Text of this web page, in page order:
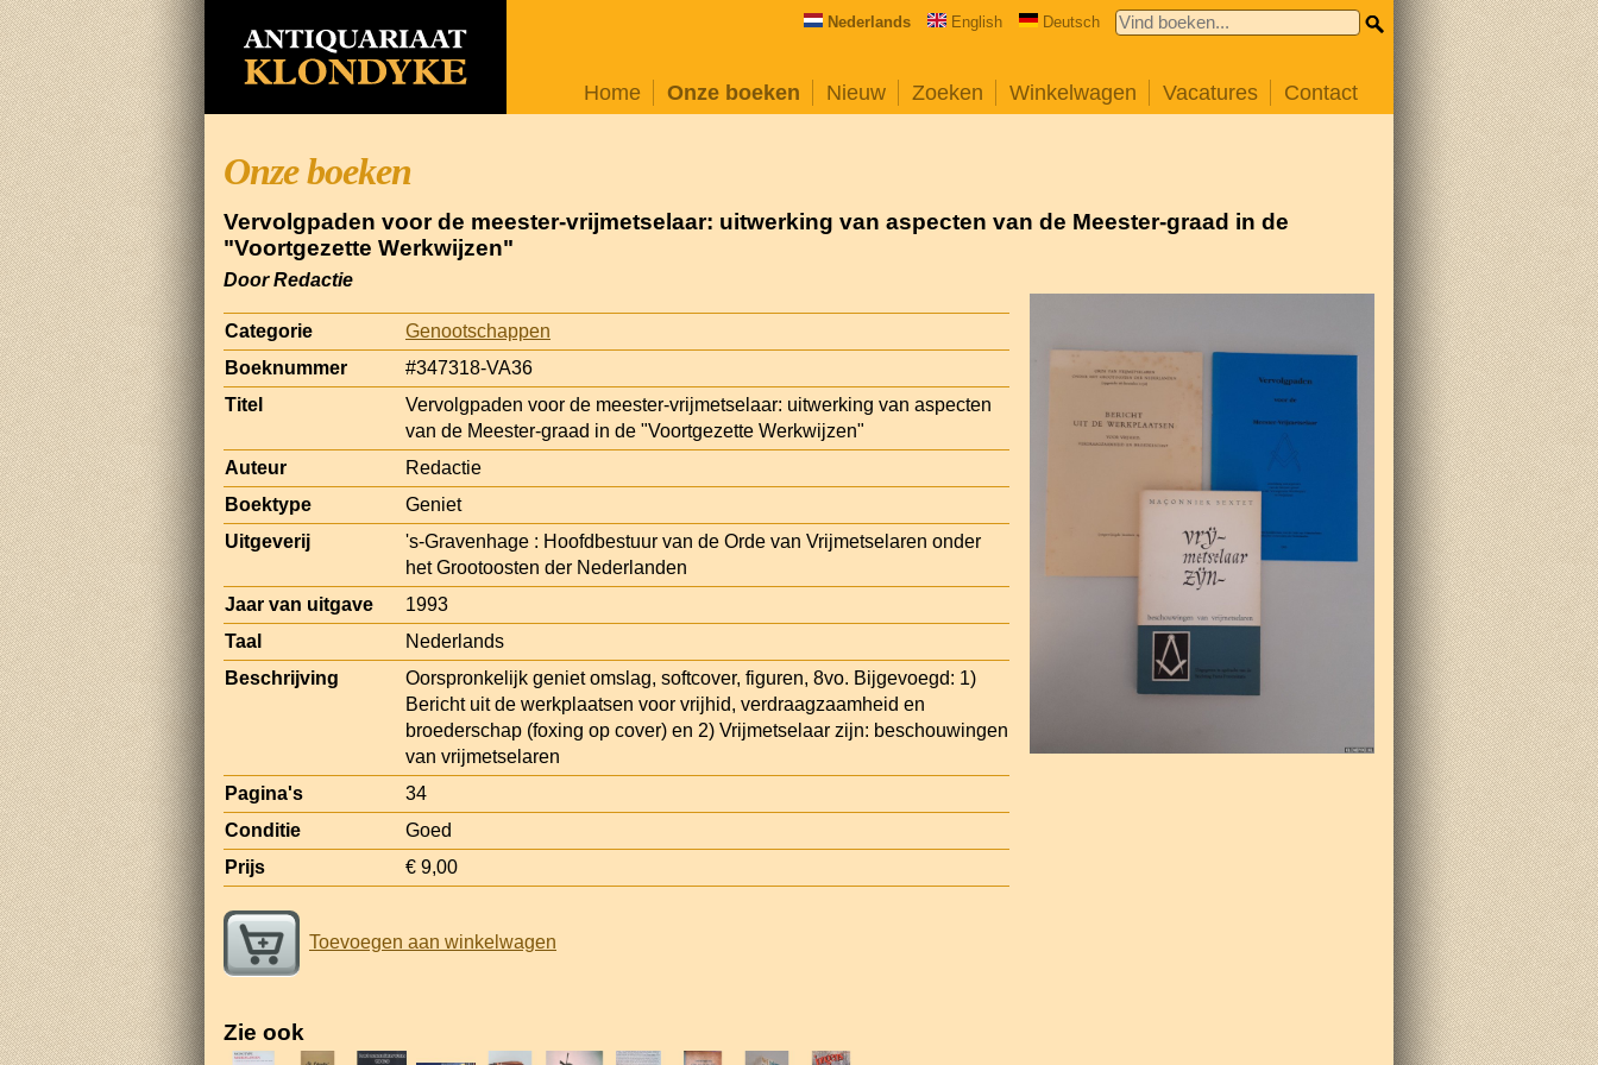
Nederlands English Deutsch
Home Onze boeken Nieuw Zoeken Winkelwagen Vacatures Contact
Onze boeken
Vervolgpaden voor de meester-vrijmetselaar: uitwerking van aspecten van de Meester-graad in de
"Voortgezette Werkwijzen"
Door Redactie
Categorie
Genootschappen
Boeknummer
#347318-VA36
Titel
Vervolgpaden voor de meester-vrijmetselaar: uitwerking van aspecten
van de Meester-graad in de "Voortgezette Werkwijzen"
Auteur
Redactie
Boektype
Geniet
Uitgeverij
's-Gravenhage : Hoofdbestuur van de Orde van Vrijmetselaren onder
het Grootoosten der Nederlanden
Jaar van uitgave
1993
Taal
Nederlands
Beschrijving
Oorspronkelijk geniet omslag, softcover, figuren, 8vo. Bijgevoegd: 1)
Bericht uit de werkplaatsen voor vrijhid, verdraagzaamheid en
broederschap (foxing op cover) en 2) Vrijmetselaar zijn: beschouwingen
van vrijmetselaren
Pagina's
34
Conditie
Goed
Prijs
€ 9,00
Toevoegen aan winkelwagen
Zie ook